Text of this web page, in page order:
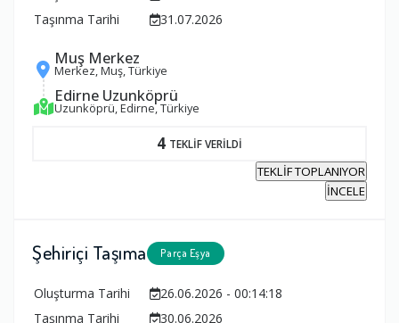
Taşınma Tarihi
31.07.2026
Muş Merkez
Merkez, Muş, Türkiye
Edirne Uzunköprü
Uzunköprü, Edirne, Türkiye
4 TEKLİF VERİLDİ
TEKLİF TOPLANIYOR
İNCELE
Şehiriçi Taşıma Parça Eşya
Oluşturma Tarihi
26.06.2026 - 00:14:18
Taşınma Tarihi
30.06.2026